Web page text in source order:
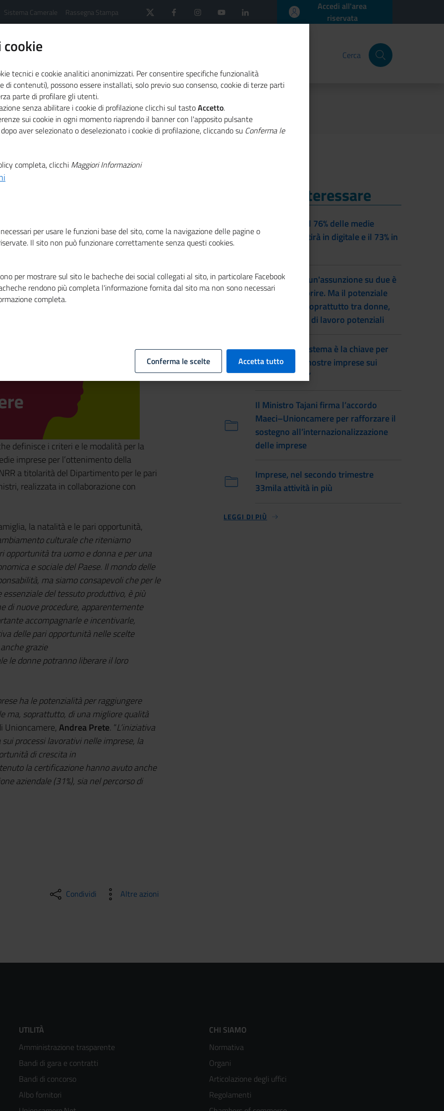
Sistema Camerale Rassegna Stampa
Accedi all'area
riservata
Cerca
sistema camerale
Comunicati Stampa
la certificazione della parità di genere delle Pmi
per le
delle Pmi
definisce i criteri e le modalità per la
imprese per l’ottenimento della
a titolarità del Dipartimento per le pari
realizzata in collaborazione con
la natalità e le pari opportunità,
culturale che riteniamo
tra uomo e donna e per una
e sociale del Paese. Il mondo delle
ma siamo consapevoli che per le
del tessuto produttivo, è più
di nuove procedure, apparentemente
accompagnarle e incentivarle,
delle pari opportunità nelle scelte
grazie
le donne potranno liberare il loro
ha le potenzialità per raggiungere
ma, soprattutto, di una migliore qualità
Unioncamere,Andrea Prete. “L’iniziativa
processi lavorativi nelle imprese, la
di crescita in
la certificazione hanno avuto anche
aziendale (31%), sia nel percorso di
Condividi Altre azioni
Ti Potrebbe Interessare
Entro il 2028 il 76% delle medie
imprese investirà in digitale e il 73% in
Lavoro, quasi un'assunzione su due è
difficile da coprire. Ma il potenziale
inutilizzato è soprattutto tra donne,
inattivi e forze di lavoro potenziali
Prete: “Fare sistema è la chiave per
far vincere le nostre imprese sui
mercati esteri”
Il Ministro Tajani firma l’accordo
Maeci–Unioncamere per rafforzare il
sostegno all’internazionalizzazione
delle imprese
Imprese, nel secondo trimestre
33mila attività in più
LEGGI DI PIÙ
Footer
menù
colonna
UTILITÀ
Amministrazione trasparente
Bandi di gara e contratti
Bandi di concorso
Albo fornitori
Footer
menù
colonna
CHI SIAMO
Normativa
Organi
Articolazione degli uffici
Regolamenti
tecnici e cookie analitici anonimizzati. Per consentire specifiche funzionalità
di contenuti), possono essere installati, solo previo suo consenso, cookie di terze parti
parte di profilare gli utenti.
senza abilitare i cookie di profilazione clicchi sul tastoAccetto.
sui cookie in ogni momento riaprendo il banner con l'apposito pulsante
aver selezionato o deselezionato i cookie di profilazione, cliccando su Conferma le
completa, clicchi Maggiori Informazioni
per usare le funzioni base del sito, come la navigazione delle pagine o
Il sito non può funzionare correttamente senza questi cookies.
per mostrare sul sito le bacheche dei social collegati al sito, in particolare Facebook
rendono più completa l'informazione fornita dal sito ma non sono necessari
completa.
Conferma le scelte Accetta tutto